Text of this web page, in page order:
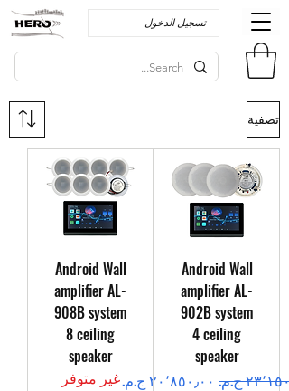
تسجيل الدخول
تصفية
Android Wall
amplifier AL-
902B system
4 ceiling
speaker
عادي
سعر البيع
Android Wall
amplifier AL-
908B system
8 ceiling
speaker
غير متوفر